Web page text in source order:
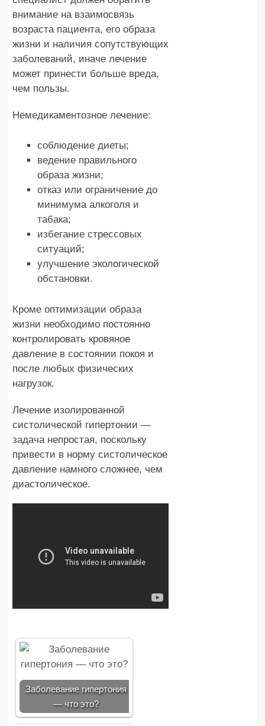
внимание на взаимосвязь
возраста пациента, его образа
жизни и наличия сопутствующих
заболеваний, иначе лечение
может принести больше вреда,
чем пользы.
Немедикаментозное лечение:
соблюдение диеты;
ведение правильного
образа жизни;
отказ или ограничение до
минимума алкоголя и
табака;
избегание стрессовых
ситуаций;
улучшение экологической
обстановки.
Кроме оптимизации образа
жизни необходимо постоянно
контролировать кровяное
давление в состоянии покоя и
после любых физических
нагрузок.
Лечение изолированной
систолической гипертонии —
задача непростая, поскольку
привести в норму систолическое
давление намного сложнее, чем
диастолическое.
Заболевание гипертония
— что это?